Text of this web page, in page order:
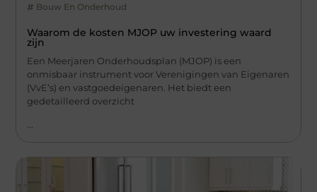
Bouw En Onderhoud
Waarom de kosten MJOP uw investering waard
zijn
Een Meerjaren Onderhoudsplan (MJOP) is een
onmisbaar instrument voor Verenigingen van Eigenaren
(VvE’s) en vastgoedeigenaren. Het biedt een
gedetailleerd overzicht